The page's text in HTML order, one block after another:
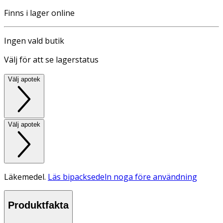
Finns i lager online
Ingen vald butik
Välj för att se lagerstatus
Välj apotek
Välj apotek
Läkemedel. Läs bipacksedeln noga före användning
Produktfakta